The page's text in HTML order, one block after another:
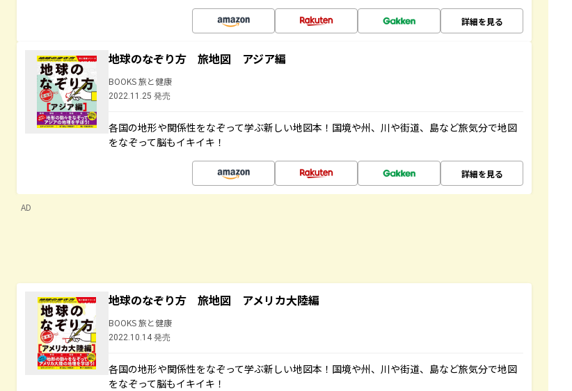
詳細を見る
地球のなぞり方 旅地図 アジア編
BOOKS 旅と健康
2022.11.25 発売
各国の地形や関係性をなぞって学ぶ新しい地図本！国境や州、川や街道、島など旅気分で地図
をなぞって脳もイキイキ！
詳細を見る
AD
地球のなぞり方 旅地図 アメリカ大陸編
BOOKS 旅と健康
2022.10.14 発売
各国の地形や関係性をなぞって学ぶ新しい地図本！国境や州、川や街道、島など旅気分で地図
をなぞって脳もイキイキ！